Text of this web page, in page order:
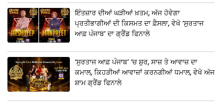
ਇੰਤਜ਼ਾਰ ਦੀਆਂ ਘੜੀਆਂ ਖ਼ਤਮ, ਅੱਜ ਹੋਵੇਗਾ
ਪ੍ਰਤੀਭਾਗੀਆਂ ਦੀ ਕਿਸਮਤ ਦਾ ਫ਼ੈਸਲਾ, ਵੇਖੋ ‘ਸੁਰਤਾਜ
ਆਫ਼ ਪੰਜਾਬ’ ਦਾ ਗ੍ਰੈਂਡ ਫਿਨਾਲੇ
‘ਸੁਰਤਾਜ ਆਫ਼ ਪੰਜਾਬ’ ‘ਚ ਸ਼ੁਰ, ਸਾਜ਼ ਤੇ ਆਵਾਜ਼ ਦਾ
ਕਮਾਲ, ਕਿਹੜੀਆਂ ਆਵਾਜ਼ਾਂ ਕਰਨਗੀਆਂ ਧਮਾਲ, ਵੇਖੋ ਅੱਜ
ਸ਼ਾਮ ਗ੍ਰੈਂਡ ਫਿਨਾਲੇ